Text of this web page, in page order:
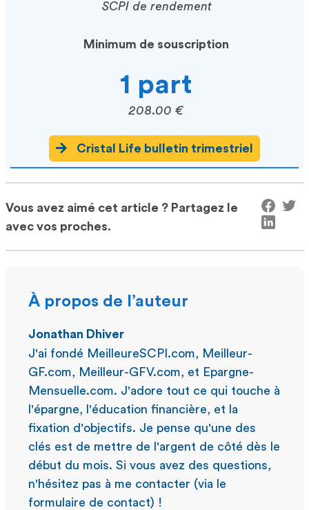
SCPI de rendement
Minimum de souscription
1 part
208.00 €
Cristal Life bulletin trimestriel
Vous avez aimé cet article ? Partagez le
avec vos proches.
À propos de l’auteur
Jonathan Dhiver
J'ai fondé MeilleureSCPI.com, Meilleur-
GF.com, Meilleur-GFV.com, et Epargne-
Mensuelle.com. J'adore tout ce qui touche à
l'épargne, l'éducation financière, et la
fixation d'objectifs. Je pense qu'une des
clés est de mettre de l'argent de côté dès le
début du mois. Si vous avez des questions,
n'hésitez pas à me contacter (via le
formulaire de contact) !